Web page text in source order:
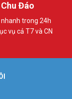
Đáo
nhanh trong 24h
vụ cả T7 và CN